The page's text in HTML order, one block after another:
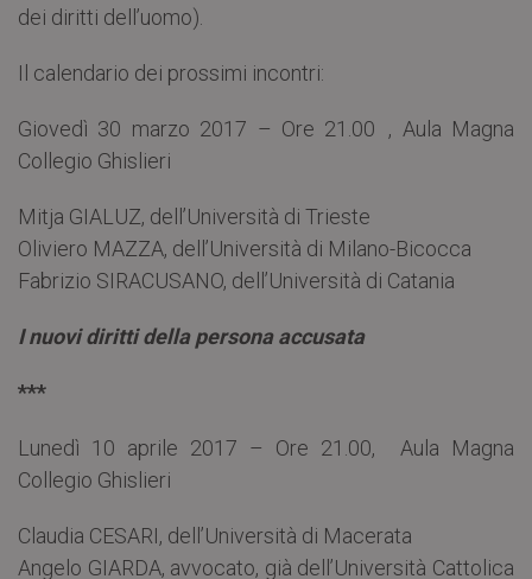
dei diritti dell’uomo).
Il calendario dei prossimi incontri:
Giovedì 30 marzo 2017 – Ore 21.00 , Aula Magna
Collegio Ghislieri
Mitja GIALUZ, dell’Università di Trieste
Oliviero MAZZA, dell’Università di Milano-Bicocca
Fabrizio SIRACUSANO, dell’Università di Catania
I nuovi diritti della persona accusata
***
Lunedì 10 aprile 2017 – Ore 21.00, Aula Magna
Collegio Ghislieri
Claudia CESARI, dell’Università di Macerata
Angelo GIARDA, avvocato, già dell’Università Cattolica